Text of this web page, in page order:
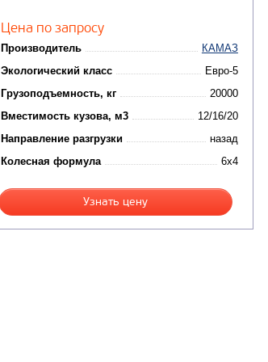
Цена по запросу
Производитель
КАМАЗ
Экологический класс
Евро-5
Грузоподъемность, кг
20000
Вместимость кузова, м3
12/16/20
Направление разгрузки
назад
Колесная формула
6x4
Узнать цену